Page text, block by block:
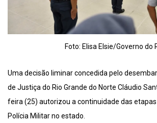
Foto: Elisa Elsie/Governo do
Uma decisão liminar concedida pelo
de Justiça do Rio Grande do Norte Cláudio
feira (25) autorizou a continuidade das
Polícia Militar no estado.